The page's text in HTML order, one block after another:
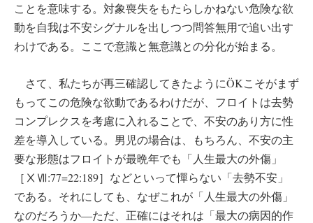
ことを意味する。対象喪失をもたらしかねない危険な欲
動を自我は不安シグナルを出しつつ問答無用で追い出す
わけである。ここで意識と無意識との分化が始まる。
さて、私たちが再三確認してきたようにÖKこそがまず
もってこの危険な欲動であるわけだが、フロイトは去勢
コンプレクスを考慮に入れることで、不安のあり方に性
差を導入している。男児の場合は、もちろん、不安の主
要な形態はフロイトが最晩年でも「人生最大の外傷」
［ⅩⅦ:77=22:189］などといって憚らない「去勢不安」
である。それにしても、なぜこれが「人生最大の外傷」
なのだろうか―ただ、正確にはそれは「最大の病因的作